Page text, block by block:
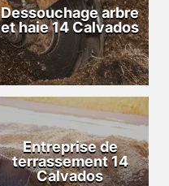
Dessouchage arbre
et haie 14 Calvados
Entreprise de
terrassement 14
Calvados